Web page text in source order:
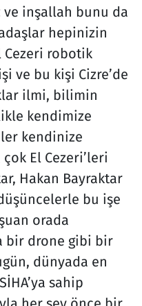
inşallah bunu da
hepinizin
Cezeri robotik
ve bu kişi Cizre’de
ilmi, bilimin
kendimize
kendinize
El Cezeri’leri
Hakan Bayraktar
bu işe
orada
bir drone gibi bir
dünyada en
sahip